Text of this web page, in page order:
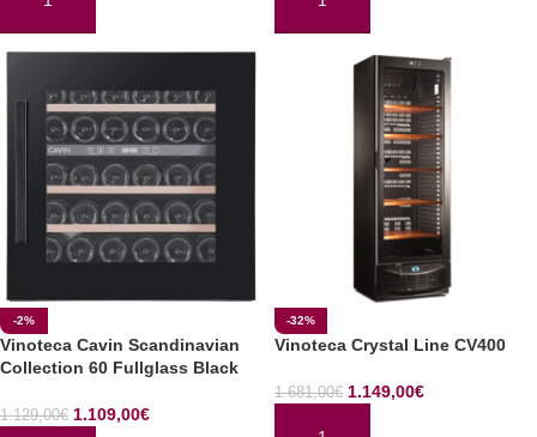
AÑADIR AL CARRITO AÑADIR AL CARRITO
-2%
Vinoteca Cavin Scandinavian
Collection 60 Fullglass Black
1.129,00€ 1.109,00€
-32%
Vinoteca Crystal Line CV400
1.681,00€ 1.149,00€